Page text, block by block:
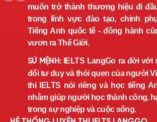
muốn trở thành thương hiệu đi
trong lĩnh vực đào tạo, chinh
Tiếng Anh quốc tế - đồng hành
vươn ra Thế Giới.
SỨ MỆNH:IELTS LangGo ra đời với
đổi tư duy và thói quen của người
thi IELTS nói riêng và học tiếng
nhằm giúp người học thành công,
trong sự nghiệp và cuộc sống.